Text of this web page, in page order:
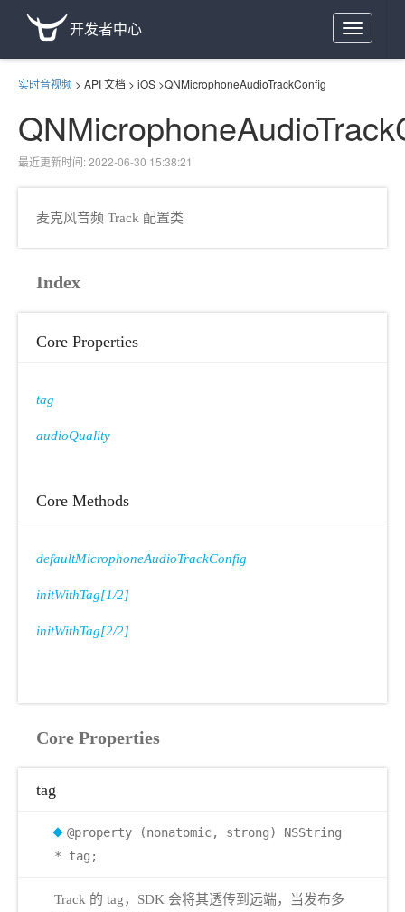
Toggle
navigation
开发者中心
实时音视频 > API 文档 > iOS >QNMicrophoneAudioTrackConfig
最近更新时间: 2022-06-30 15:38:21
麦克风音频 Track 配置类
Index
Core Properties
tag
audioQuality
Core Methods
defaultMicrophoneAudioTrackConfig
initWithTag[1/2]
initWithTag[2/2]
Core Properties
tag
@property (nonatomic, strong) NSString
* tag;
Track 的 tag，SDK 会将其透传到远端，当发布多